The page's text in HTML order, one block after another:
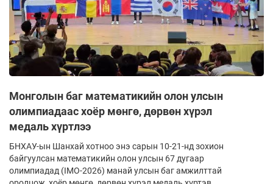
Монголын баг математикийн олон улсын
олимпиадаас хоёр мөнгө, дөрвөн хүрэл
медаль хүртлээ
БНХАУ-ын Шанхай хотноо энэ сарын 10-21-нд зохион
байгуулсан математикийн олон улсын 67 дугаар
олимпиадад (IMO-2026) манай улсын баг амжилттай